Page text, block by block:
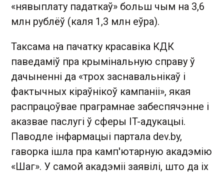
«нявыплату падаткаў» больш чым на 3,6
млн рублёў (каля 1,3 млн еўра).
Таксама на пачатку красавіка КДК
паведаміў пра крымінальную справу ў
дачыненні да «трох заснавальнікаў і
фактычных кіраўнікоў кампаніі», якая
распрацоўвае праграмнае забеспячэнне і
аказвае паслугі ў сферы IT-адукацыі.
Паводле інфармацыі партала dev.by,
гаворка ішла пра камп'ютарную акадэмію
«Шаг». У самой акадэміі заявілі, што да іх